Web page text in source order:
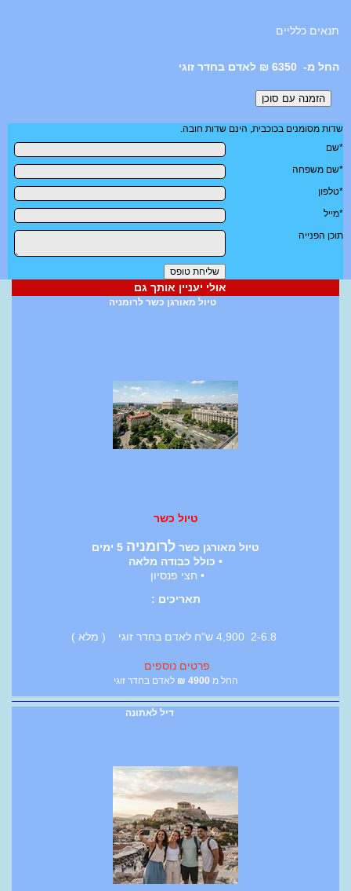
תנאים כלליים
6350 ₪ לאדם בחדר זוגי
שדות מסומנים בכוכבית, הינם שדות חובה.
*שם
*שם משפחה
*טלפון
*מייל
תוכן הפנייה
אולי יעניין אותך גם
טיול מאורגן כשר לרומניה
טיול כשר
טיול מאורגן כשר לרומניה 5 ימים
• כולל כבודה מלאה
• חצי פנסיון
תאריכים :
פרטים נוספים
החל מ 4900
₪ לאדם בחדר זוגי
דיל לאתונה